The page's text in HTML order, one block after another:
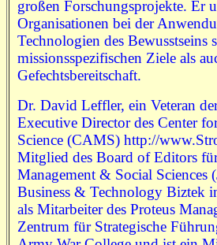
großen Forschungsprojekte. Er
Organisationen bei der
Technologien des Bewusstseins
missionsspezifischen Ziele als
Gefechtsbereitschaft.
Dr. David Leffler, ein Veteran
Executive Director des Center
Science (CAMS) http://
Mitglied des Board of Editors
Management & Social Sciences
Business & Technology Biztek
als Mitarbeiter des Proteus
Zentrum für Strategische